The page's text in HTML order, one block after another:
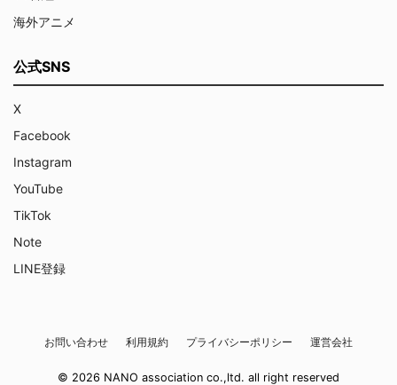
海外アニメ
公式SNS
X
Facebook
Instagram
YouTube
TikTok
Note
LINE登録
お問い合わせ 利用規約 プライバシーポリシー 運営会社
© 2026 NANO association co.,ltd. all right reserved